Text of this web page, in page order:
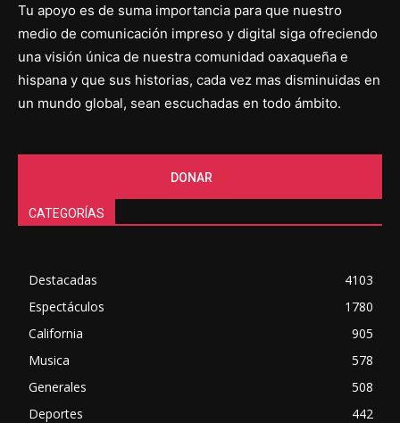
Tu apoyo es de suma importancia para que nuestro
medio de comunicación impreso y digital siga ofreciendo
una visión única de nuestra comunidad oaxaqueña e
hispana y que sus historias, cada vez mas disminuidas en
un mundo global, sean escuchadas en todo ámbito.
DONAR
CATEGORÍAS
Destacadas
4103
Espectáculos
1780
California
905
Musica
578
Generales
508
Deportes
442